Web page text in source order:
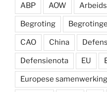
ABP AOW
Begroting
CAO China
Defensienota EU
Europese samenwerking